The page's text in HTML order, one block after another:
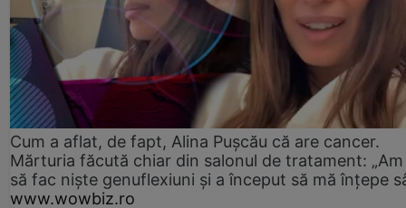
Cum a aflat, de fapt, Alina Pușcău că are cancer.
Mărturia făcută chiar din salonul de tratament:
să fac niște genuflexiuni și a început să mă înțepe
www.wowbiz.ro